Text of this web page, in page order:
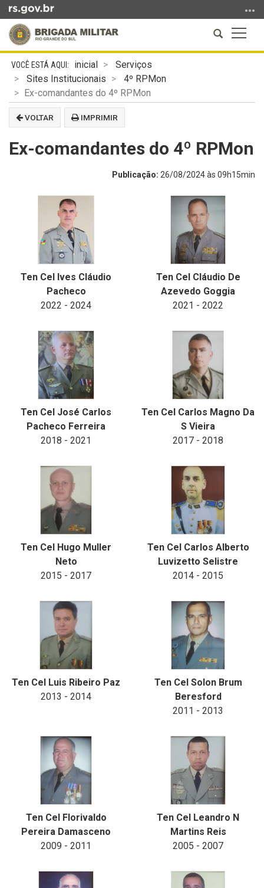
para
conteúdo
para
menu
a
Abrir
a
Início
conteúdo
inicial
Serviços
Sites Institucionais
4º RPMon
Ex-comandantes do 4º RPMon
VOLTAR IMPRIMIR
Ex-comandantes do 4º RPMon
Publicação: 26/08/2024 às 09h15min
Ten Cel Ives Cláudio
Pacheco
2022 - 2024
Ten Cel Cláudio De
Azevedo Goggia
2021 - 2022
Ten Cel José Carlos
Pacheco Ferreira
2018 - 2021
Ten Cel Carlos Magno Da
S Vieira
2017 - 2018
Ten Cel Hugo Muller
Neto
2015 - 2017
Ten Cel Carlos Alberto
Luvizetto Selistre
2014 - 2015
Ten Cel Luis Ribeiro Paz
2013 - 2014
Ten Cel Solon Brum
Beresford
2011 - 2013
Ten Cel Florivaldo
Pereira Damasceno
2009 - 2011
Ten Cel Leandro N
Martins Reis
2005 - 2007